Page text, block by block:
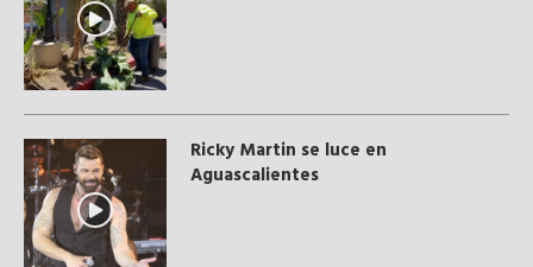
Ricky Martin se luce en
Aguascalientes